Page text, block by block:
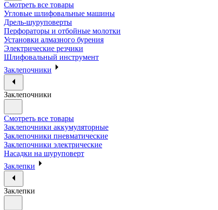
Смотреть все товары
Угловые шлифовальные машины
Дрель-шуруповерты
Перфораторы и отбойные молотки
Установки алмазного бурения
Электрические резчики
Шлифовальный инструмент
Заклепочники
Заклепочники
Смотреть все товары
Заклепочники аккумуляторные
Заклепочники пневматические
Заклепочники электрические
Насадки на шуруповерт
Заклепки
Заклепки